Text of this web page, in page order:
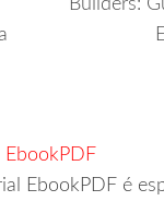
Builders:
EbookPDF é